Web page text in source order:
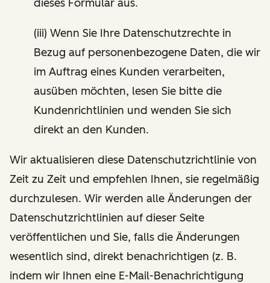
dieses Formular aus.
(iii) Wenn Sie Ihre Datenschutzrechte in
Bezug auf personenbezogene Daten, die wir
im Auftrag eines Kunden verarbeiten,
ausüben möchten, lesen Sie bitte die
Kundenrichtlinien und wenden Sie sich
direkt an den Kunden.
Wir aktualisieren diese Datenschutzrichtlinie von
Zeit zu Zeit und empfehlen Ihnen, sie regelmäßig
durchzulesen. Wir werden alle Änderungen der
Datenschutzrichtlinien auf dieser Seite
veröffentlichen und Sie, falls die Änderungen
wesentlich sind, direkt benachrichtigen (z. B.
indem wir Ihnen eine E-Mail-Benachrichtigung